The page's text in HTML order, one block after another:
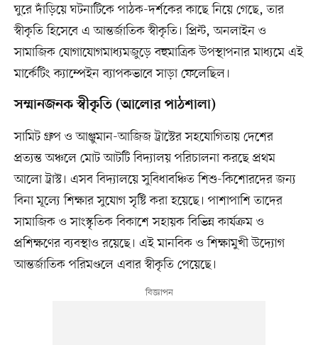
ঘুরে দাঁড়িয়ে ঘটনাটিকে পাঠক-দর্শকের কাছে নিয়ে গেছে, তার
স্বীকৃতি হিসেবে এ আন্তর্জাতিক স্বীকৃতি। প্রিন্ট, অনলাইন ও
সামাজিক যোগাযোগমাধ্যমজুড়ে বহুমাত্রিক উপস্থাপনার মাধ্যমে এই
মার্কেটিং ক্যাম্পেইন ব্যাপকভাবে সাড়া ফেলেছিল।
সম্মানজনক স্বীকৃতি (আলোর পাঠশালা)
সামিট গ্রুপ ও আঞ্জুমান-আজিজ ট্রাস্টের সহযোগিতায় দেশের
প্রত্যন্ত অঞ্চলে মোট আটটি বিদ্যালয় পরিচালনা করছে প্রথম
আলো ট্রাস্ট। এসব বিদ্যালয়ে সুবিধাবঞ্চিত শিশু-কিশোরদের জন্য
বিনা মূল্যে শিক্ষার সুযোগ সৃষ্টি করা হয়েছে। পাশাপাশি তাদের
সামাজিক ও সাংস্কৃতিক বিকাশে সহায়ক বিভিন্ন কার্যক্রম ও
প্রশিক্ষণের ব্যবস্থাও রয়েছে। এই মানবিক ও শিক্ষামুখী উদ্যোগ
আন্তর্জাতিক পরিমণ্ডলে এবার স্বীকৃতি পেয়েছে।